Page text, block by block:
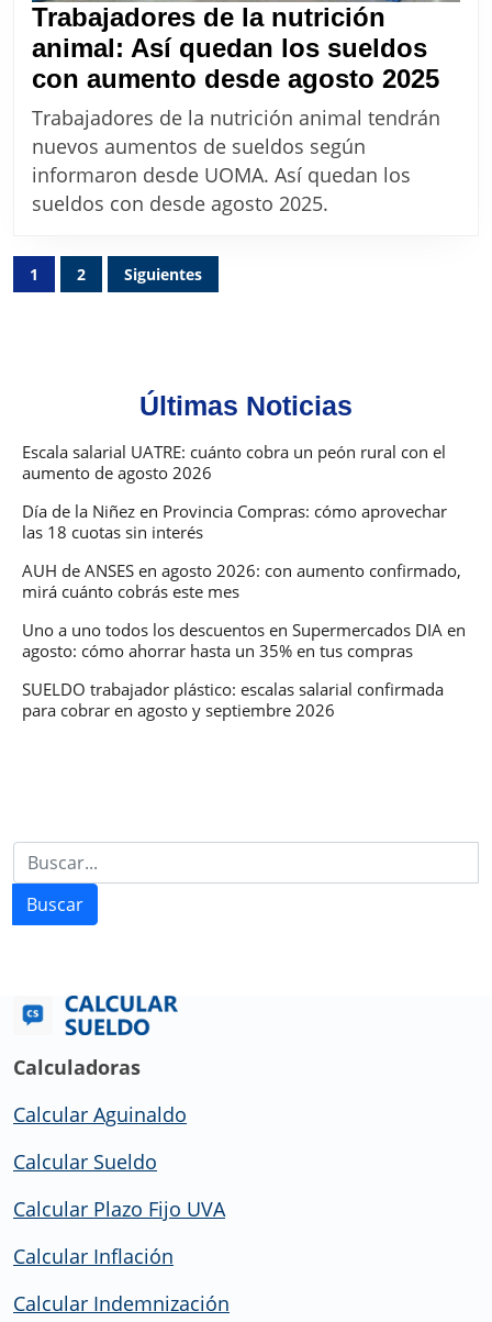
Trabajadores de la nutrición
animal: Así quedan los sueldos
con aumento desde agosto 2025
de
Trabajadores de la nutrición animal tendrán
nuevos aumentos de sueldos según
informaron desde UOMA. Así quedan los
sueldos con desde agosto 2025.
Paginación
de
1 2 Siguientes
Últimas Noticias
Escala salarial UATRE: cuánto cobra un peón rural con el
aumento de agosto 2026
Día de la Niñez en Provincia Compras: cómo aprovechar
las 18 cuotas sin interés
AUH de ANSES en agosto 2026: con aumento confirmado,
mirá cuánto cobrás este mes
Uno a uno todos los descuentos en Supermercados DIA en
agosto: cómo ahorrar hasta un 35% en tus compras
SUELDO trabajador plástico: escalas salarial confirmada
para cobrar en agosto y septiembre 2026
Buscar
Calculadoras
Calcular Aguinaldo
Calcular Sueldo
Calcular Plazo Fijo UVA
Calcular Inflación
Calcular Indemnización